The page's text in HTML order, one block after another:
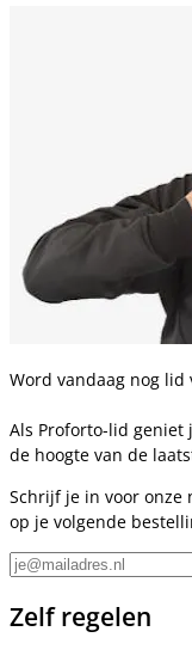
Word vandaag nog
Als Proforto-lid geniet
de hoogte van de
Schrijf je in voor onze
op je volgende
Zelf regelen